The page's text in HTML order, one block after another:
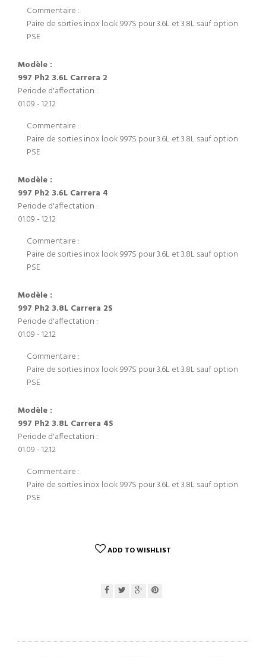
Commentaire :
Paire de sorties inox look 997S pour 3.6L et 3.8L sauf option
PSE
Modèle :
997 Ph2 3.6L Carrera 2
Periode d'affectation :
01.09 - 12.12
Commentaire :
Paire de sorties inox look 997S pour 3.6L et 3.8L sauf option
PSE
Modèle :
997 Ph2 3.6L Carrera 4
Periode d'affectation :
01.09 - 12.12
Commentaire :
Paire de sorties inox look 997S pour 3.6L et 3.8L sauf option
PSE
Modèle :
997 Ph2 3.8L Carrera 2S
Periode d'affectation :
01.09 - 12.12
Commentaire :
Paire de sorties inox look 997S pour 3.6L et 3.8L sauf option
PSE
Modèle :
997 Ph2 3.8L Carrera 4S
Periode d'affectation :
01.09 - 12.12
Commentaire :
Paire de sorties inox look 997S pour 3.6L et 3.8L sauf option
PSE
ADD TO WISHLIST